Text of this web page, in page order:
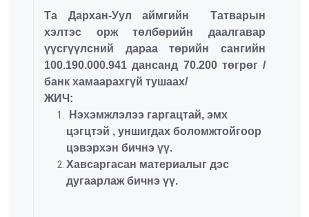
Та Дархан-Уул аймгийн Татварын
хэлтэс орж төлбөрийн даалгавар
үүсгүүлсний дараа төрийн сангийн
100.190.000.941 дансанд 70.200 төгрөг /
банк хамаарахгүй тушаах/
ЖИЧ:
Нэхэмжлэлээ гаргацтай, эмх
цэгцтэй , уншигдах боломжтойгоор
цэвэрхэн бичнэ үү.
Хавсаргасан материалыг дэс
дугаарлаж бичнэ үү.